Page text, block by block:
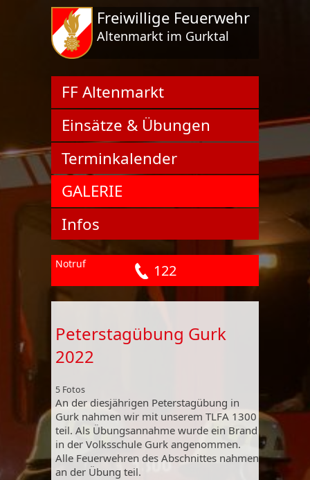
Freiwillige Feuerwehr
Altenmarkt im Gurktal
FF Altenmarkt
Einsätze & Übungen
Terminkalender
GALERIE
Infos
Notruf 122
Peterstagübung Gurk
2022
5 Fotos
An der diesjährigen Peterstagübung in
Gurk nahmen wir mit unserem TLFA 1300
teil. Als Übungsannahme wurde ein Brand
in der Volksschule Gurk angenommen.
Alle Feuerwehren des Abschnittes nahmen
an der Übung teil.